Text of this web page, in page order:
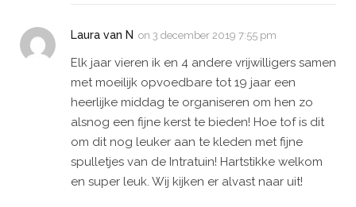
Laura van N on 3 december 2019 7:55 pm
Elk jaar vieren ik en 4 andere vrijwilligers samen
met moeilijk opvoedbare tot 19 jaar een
heerlijke middag te organiseren om hen zo
alsnog een fijne kerst te bieden! Hoe tof is dit
om dit nog leuker aan te kleden met fijne
spulletjes van de Intratuin! Hartstikke welkom
en super leuk. Wij kijken er alvast naar uit!